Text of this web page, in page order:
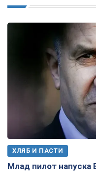
ХЛЯБ И ПАСТИ
Млад пилот напуска